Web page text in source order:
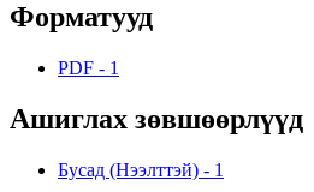
Форматууд
PDF - 1
Ашиглах зөвшөөрлүүд
Бусад (Нээлттэй) - 1